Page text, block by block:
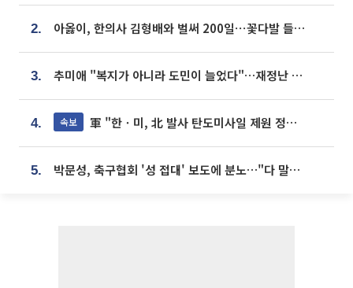
2. 아옳이, 한의사 김형배와 벌써 200일⋯꽃다발 들고 "프러포즈 아냐"
3. 추미애 "복지가 아니라 도민이 늘었다"…재정난 책임론 정면돌파
4. 속보 軍 "한ㆍ미, 北 발사 탄도미사일 제원 정밀분석 중"
5. 박문성, 축구협회 '성 접대' 보도에 분노…"다 말아먹으려고 작정했나"